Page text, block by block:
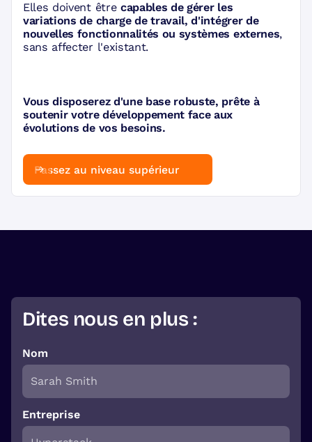
Elles doivent être capables de gérer les
variations de charge de travail, d'intégrer de
nouvelles fonctionnalités ou systèmes externes,
sans affecter l'existant.
Vous disposerez d'une base robuste, prête à
soutenir votre développement face aux
évolutions de vos besoins.
Passez au niveau supérieur
Dites nous en plus :
Nom
Entreprise